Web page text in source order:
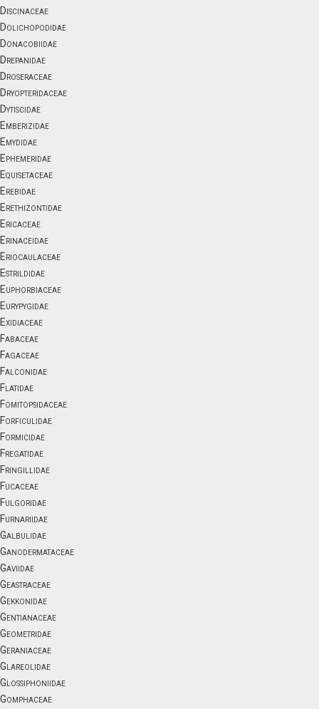
Discinaceae
Dolichopodidae
Donacobiidae
Drepanidae
Droseraceae
Dryopteridaceae
Dytiscidae
Emberizidae
Emydidae
Ephemeridae
Equisetaceae
Erebidae
Erethizontidae
Ericaceae
Erinaceidae
Eriocaulaceae
Estrildidae
Euphorbiaceae
Eurypygidae
Exidiaceae
Fabaceae
Fagaceae
Falconidae
Flatidae
Fomitopsidaceae
Forficulidae
Formicidae
Fregatidae
Fringillidae
Fucaceae
Fulgoridae
Furnariidae
Galbulidae
Ganodermataceae
Gaviidae
Geastraceae
Gekkonidae
Gentianaceae
Geometridae
Geraniaceae
Glareolidae
Glossiphoniidae
Gomphaceae